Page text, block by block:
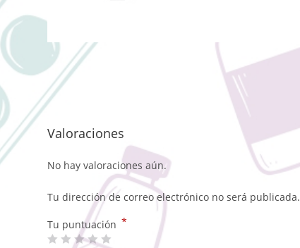
Valoraciones
No hay valoraciones aún.
Tu dirección de correo electrónico no será publicada.
Tu puntuación *